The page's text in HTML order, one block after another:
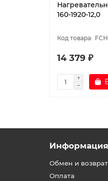
160-1920-12,0
14 379 ₽
Информация
Обмен и возврат
Оплата